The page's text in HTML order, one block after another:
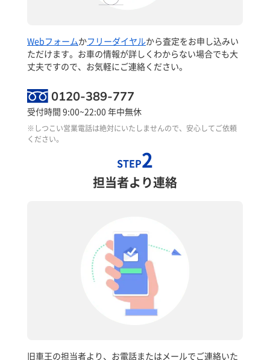
Webフォームかフリーダイヤルから査定をお申し込みい
ただけます。お車の情報が詳しくわからない場合でも大
丈夫ですので、お気軽にご連絡ください。
0120-389-777
受付時間 9:00~22:00 年中無休
※しつこい営業電話は絶対にいたしませんので、安心してご依頼
ください。
STEP2
担当者より連絡
旧車王の担当者より、お電話またはメールでご連絡いた